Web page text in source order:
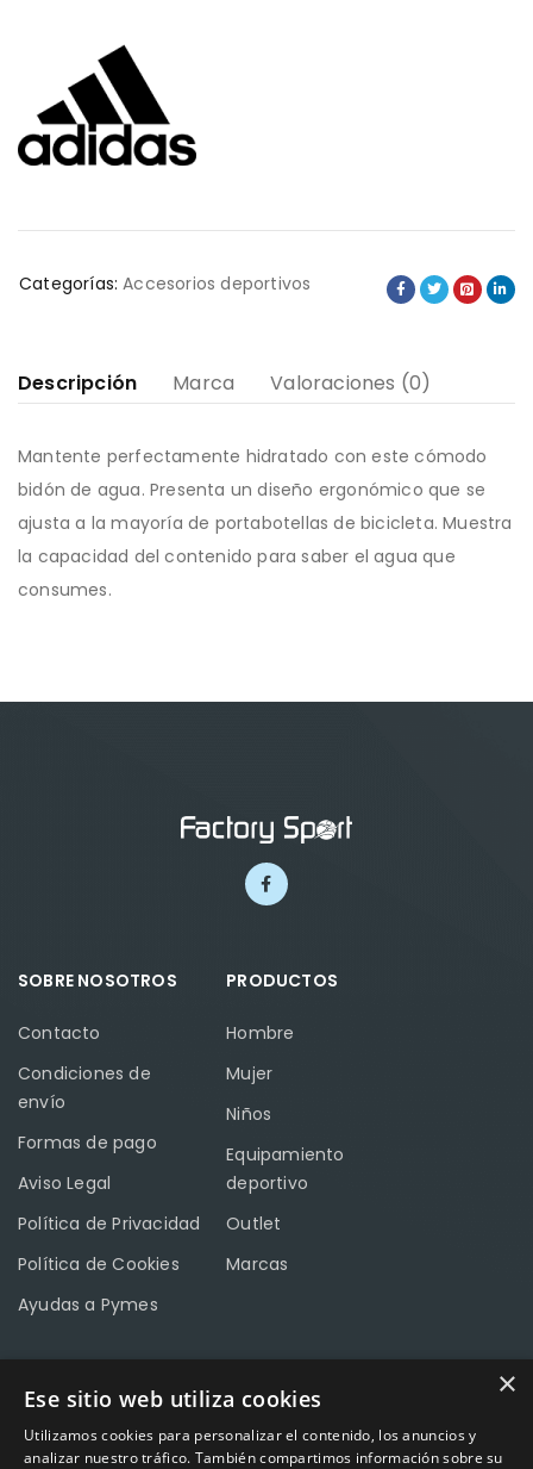
Categorías: Accesorios deportivos
Descripción Marca Valoraciones (0)
Mantente perfectamente hidratado con este cómodo
bidón de agua. Presenta un diseño ergonómico que se
ajusta a la mayoría de portabotellas de bicicleta. Muestra
la capacidad del contenido para saber el agua que
consumes.
SOBRE NOSOTROS
Contacto
Condiciones de
envío
Formas de pago
Aviso Legal
Política de Privacidad
Política de Cookies
Ayudas a Pymes
PRODUCTOS
Hombre
Mujer
Niños
Equipamiento
deportivo
Outlet
Marcas
CONTACTO
Calle Méndez Núñez nº3 – Fuente Palmera 14120 Córdoba
×
Ese sitio web utiliza cookies
Utilizamos cookies para personalizar el contenido, los anuncios y
analizar nuestro tráfico. También compartimos información sobre su